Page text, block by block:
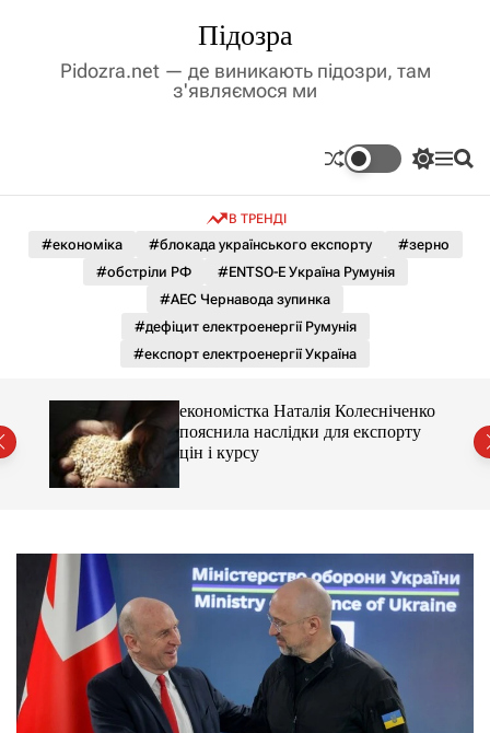
Підозра
Pidozra.net — де виникають підозри, там
з'являємося ми
П
м
к
о
р
о
е
ж
и
м
М П
В ТРЕНДІ
#економіка #блокада українського експорту
#зерно
#обстріли РФ
#ENTSO-E Україна Румунія
#АЕС Чернавода зупинка
#дефіцит електроенергії Румунія
#експорт електроенергії Україна
економістка Наталія Колесніченко
пояснила наслідки для експорту
цін і курсу